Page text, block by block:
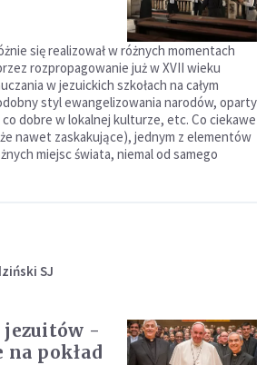
się realizował w różnych momentach
rozpropagowanie już w XVII wieku
w jezuickich szkołach na całym
styl ewangelizowania narodów, oparty
dobre w lokalnej kulturze, etc. Co ciekawe
nawet zaskakujące), jednym z elementów
miejsc świata, niemal od samego
SJ
jezuitów -
na pokład